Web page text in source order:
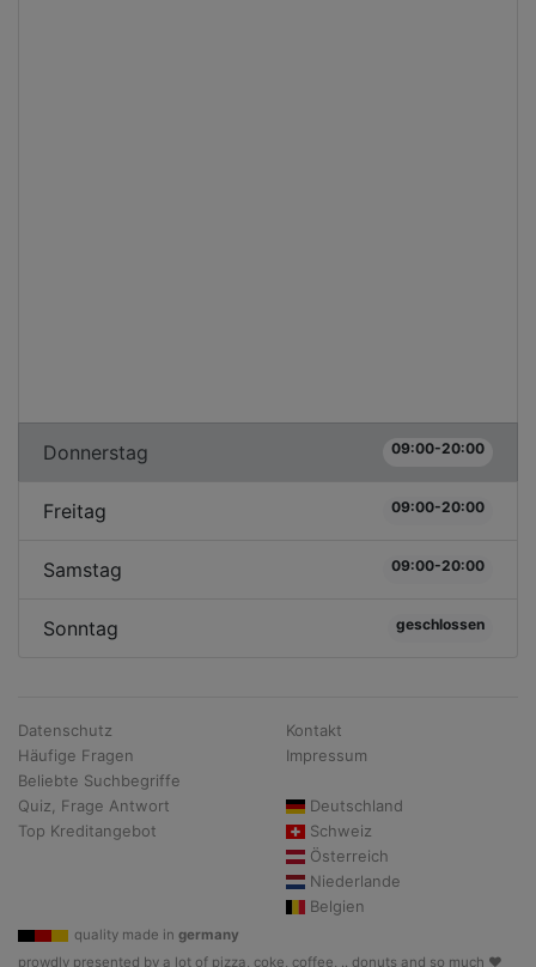
Donnerstag 09:00-20:00
Freitag 09:00-20:00
Samstag 09:00-20:00
Sonntag geschlossen
Datenschutz
Häufige Fragen
Beliebte Suchbegriffe
Quiz, Frage Antwort
Top Kreditangebot
Kontakt
Impressum
Deutschland
Schweiz
Österreich
Niederlande
Belgien
quality made in germany
prowdly presented by a lot of pizza, coke, coffee, .. donuts and so much ♥